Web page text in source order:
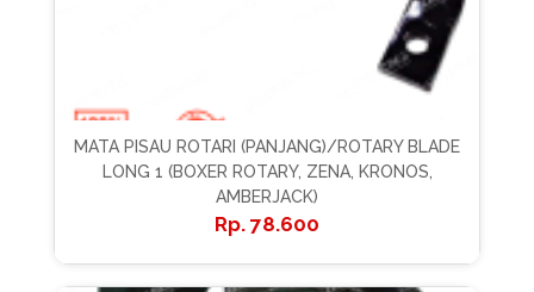
MATA PISAU ROTARI (PANJANG)/ROTARY BLADE
LONG 1 (BOXER ROTARY, ZENA, KRONOS,
AMBERJACK)
78.600